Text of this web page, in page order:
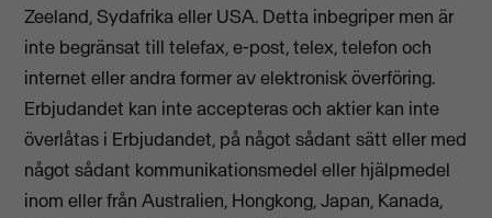
Zeeland, Sydafrika eller USA. Detta inbegriper men är
inte begränsat till telefax, e-post, telex, telefon och
internet eller andra former av elektronisk överföring.
Erbjudandet kan inte accepteras och aktier kan inte
överlåtas i Erbjudandet, på något sådant sätt eller med
något sådant kommunikationsmedel eller hjälpmedel
inom eller från Australien, Hongkong, Japan, Kanada,